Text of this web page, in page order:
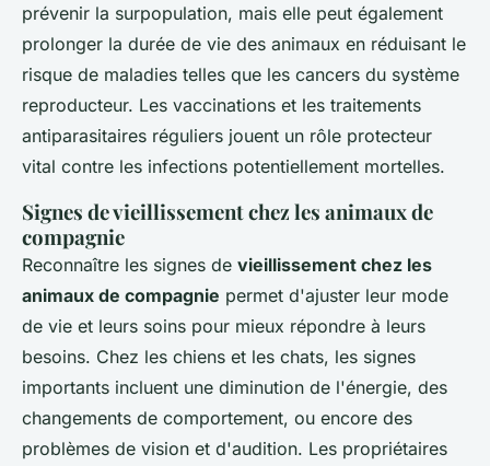
prévenir la surpopulation, mais elle peut également
prolonger la durée de vie des animaux en réduisant le
risque de maladies telles que les cancers du système
reproducteur. Les vaccinations et les traitements
antiparasitaires réguliers jouent un rôle protecteur
vital contre les infections potentiellement mortelles.
Signes de vieillissement chez les animaux de
compagnie
Reconnaître les signes de vieillissement chez les
animaux de compagnie permet d'ajuster leur mode
de vie et leurs soins pour mieux répondre à leurs
besoins. Chez les chiens et les chats, les signes
importants incluent une diminution de l'énergie, des
changements de comportement, ou encore des
problèmes de vision et d'audition. Les propriétaires